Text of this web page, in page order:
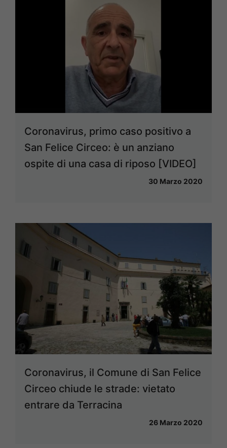
Coronavirus, primo caso positivo a
San Felice Circeo: è un anziano
ospite di una casa di riposo [VIDEO]
30 Marzo 2020
Coronavirus, il Comune di San Felice
Circeo chiude le strade: vietato
entrare da Terracina
26 Marzo 2020